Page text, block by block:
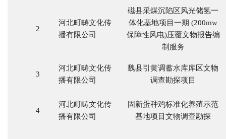
2
河北町畴文化传
播有限公司
磁县采煤沉陷区风光储氢一
体化基地项目一期 (200mw
保障性风电)压覆文物报告编
制服务
3
河北町畴文化传
播有限公司
魏县引黄调蓄水库库区文物
调查勘探项目
4
河北町畴文化传
播有限公司
固新蛋种鸡标准化养殖示范
基地项目文物调查勘探